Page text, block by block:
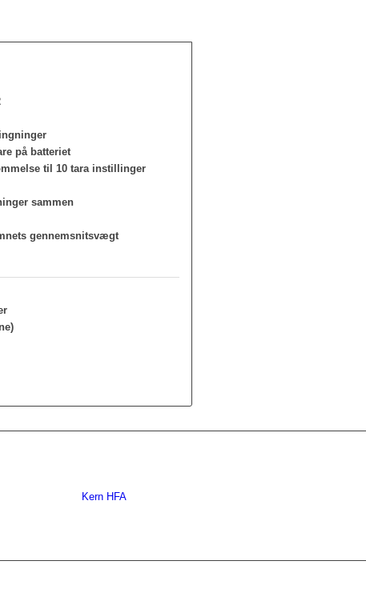
på batteriet
til 10 tara instillinger
sammen
gennemsnitsvægt
Kern HFA